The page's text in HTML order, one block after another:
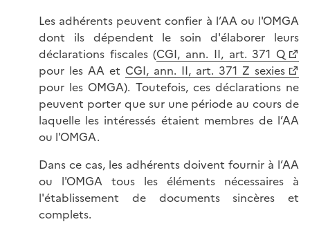
Les adhérents peuvent confier à l’AA ou l'OMGA
dont ils dépendent le soin d'élaborer leurs
déclarations fiscales (CGI, ann. II, art. 371 Q
pour les AA et CGI, ann. II, art. 371 Z sexies
pour les OMGA). Toutefois, ces déclarations ne
peuvent porter que sur une période au cours de
laquelle les intéressés étaient membres de l’AA
ou l'OMGA.
Dans ce cas, les adhérents doivent fournir à l’AA
ou l'OMGA tous les éléments nécessaires à
l'établissement de documents sincères et
complets.